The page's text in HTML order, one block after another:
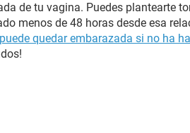
de tu vagina. Puedes plantearte
menos de 48 horas desde esa
quedar embarazada si no ha